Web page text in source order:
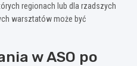
regionach lub dla rzadszych
warsztatów może być
w ASO po